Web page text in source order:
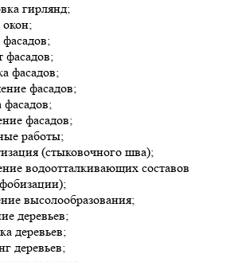
гирлянд;
фасадов;
фасадов;
фасадов;
фасадов;
фасадов;
работы;
(стыковочного шва);
водоотталкивающих составов
высолообразования;
деревьев;
деревьев;
деревьев;